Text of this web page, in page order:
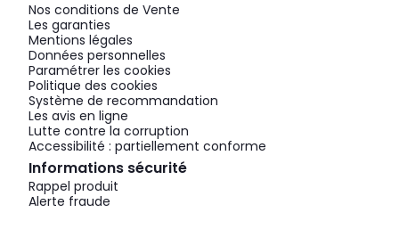
Nos conditions de Vente
Les garanties
Mentions légales
Données personnelles
Paramétrer les cookies
Politique des cookies
Système de recommandation
Les avis en ligne
Lutte contre la corruption
Accessibilité : partiellement conforme
Informations sécurité
Rappel produit
Alerte fraude